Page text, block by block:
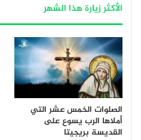
الأكثر زيارة هذا الشهر
الصلوات الخمس عشر التي
أملاها الرب يسوع على
القديسة بريجيتا